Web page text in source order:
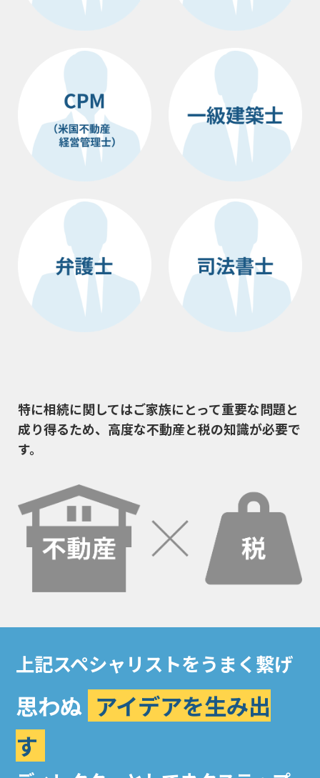
特に相続に関してはご家族にとって重要な問題と
成り得るため、 高度な不動産と税の知識が必要で
す。
上記スペシャリストをうまく繋げ
思わぬ アイデアを生み出
す